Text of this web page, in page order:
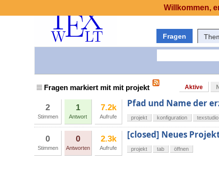
Fragen
Fragen markiert mit mit projekt Aktive
2
Stimmen
1
Antwort
7.2k
Aufrufe
Pfad und Name der
projekt konfiguration texstudio
0
Stimmen
0
Antworten
2.3k
Aufrufe
[closed] Neues
projekt tab öffnen
Willkommen,